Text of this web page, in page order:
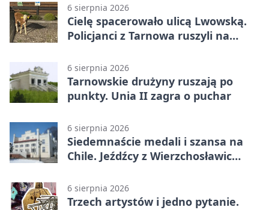
6 sierpnia 2026
Cielę spacerowało ulicą Lwowską.
Policjanci z Tarnowa ruszyli na
6 sierpnia 2026
Tarnowskie drużyny ruszają po
punkty. Unia II zagra o puchar
6 sierpnia 2026
Siedemnaście medali i szansa na
Chile. Jeźdźcy z Wierzchosławic
6 sierpnia 2026
Trzech artystów i jedno pytanie.